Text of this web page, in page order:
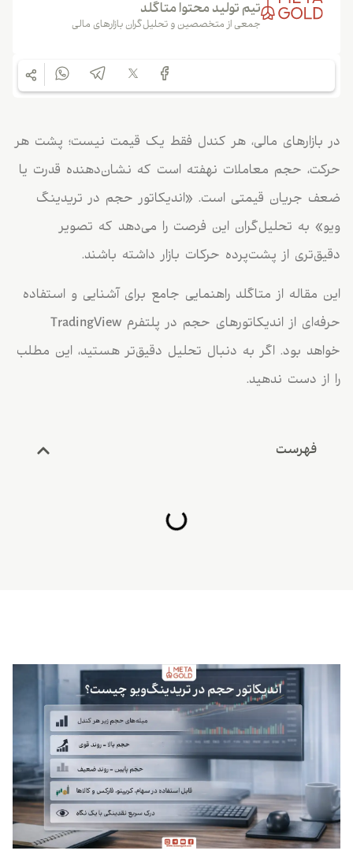
تیم تولید محتوا متاگلد
جمعی از متخصصین و تحلیل‌گران بازارهای مالی
در بازارهای مالی، هر کندل فقط یک قیمت نیست؛ پشت هر
حرکت، حجم معاملات نهفته است که نشان‌دهنده قدرت یا
ضعف جریان قیمتی است. «اندیکاتور حجم در تریدینگ
ویو» به تحلیل‌گران این فرصت را می‌دهد که تصویر
دقیق‌تری از پشت‌پرده حرکات بازار داشته باشند.
این مقاله از متاگلد راهنمایی جامع برای آشنایی و استفاده
حرفه‌ای از اندیکاتورهای حجم در پلتفرم TradingView
خواهد بود. اگر به دنبال تحلیل دقیق‌تر هستید، این مطلب
را از دست ندهید.
فهرست